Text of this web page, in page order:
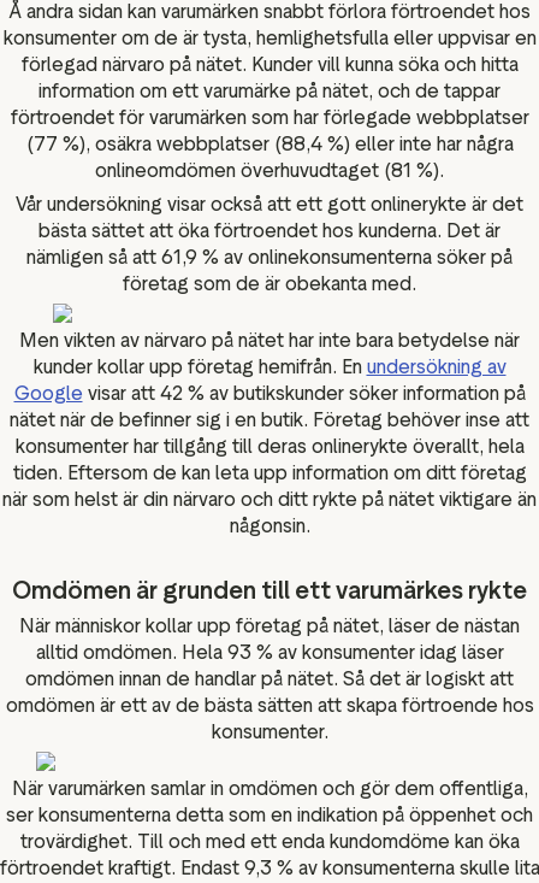
Å andra sidan kan varumärken snabbt förlora förtroendet hos
konsumenter om de är tysta, hemlighetsfulla eller uppvisar en
förlegad närvaro på nätet. Kunder vill kunna söka och hitta
information om ett varumärke på nätet, och de tappar
förtroendet för varumärken som har förlegade webbplatser
(77 %), osäkra webbplatser (88,4 %) eller inte har några
onlineomdömen överhuvudtaget (81 %).
Vår undersökning visar också att ett gott onlinerykte är det
bästa sättet att öka förtroendet hos kunderna. Det är
nämligen så att 61,9 % av onlinekonsumenterna söker på
företag som de är obekanta med.
Men vikten av närvaro på nätet har inte bara betydelse när
kunder kollar upp företag hemifrån. En undersökning av
Google visar att 42 % av butikskunder söker information på
nätet när de befinner sig i en butik. Företag behöver inse att
konsumenter har tillgång till deras onlinerykte överallt, hela
tiden. Eftersom de kan leta upp information om ditt företag
när som helst är din närvaro och ditt rykte på nätet viktigare än
någonsin.
Omdömen är grunden till ett varumärkes rykte
När människor kollar upp företag på nätet, läser de nästan
alltid omdömen. Hela 93 % av konsumenter idag läser
omdömen innan de handlar på nätet. Så det är logiskt att
omdömen är ett av de bästa sätten att skapa förtroende hos
konsumenter.
När varumärken samlar in omdömen och gör dem offentliga,
ser konsumenterna detta som en indikation på öppenhet och
trovärdighet. Till och med ett enda kundomdöme kan öka
förtroendet kraftigt. Endast 9,3 % av konsumenterna skulle lita